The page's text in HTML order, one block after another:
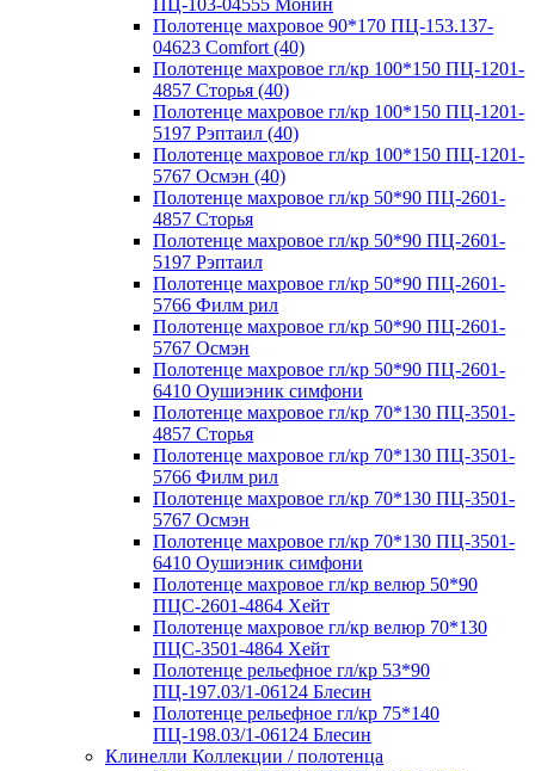
ПЦ-103-04555 Монин
Полотенце махровое 90*170 ПЦ-153.137-
04623 Comfort (40)
Полотенце махровое гл/кр 100*150 ПЦ-1201-
4857 Сторья (40)
Полотенце махровое гл/кр 100*150 ПЦ-1201-
5197 Рэптаил (40)
Полотенце махровое гл/кр 100*150 ПЦ-1201-
5767 Осмэн (40)
Полотенце махровое гл/кр 50*90 ПЦ-2601-
4857 Сторья
Полотенце махровое гл/кр 50*90 ПЦ-2601-
5197 Рэптаил
Полотенце махровое гл/кр 50*90 ПЦ-2601-
5766 Филм рил
Полотенце махровое гл/кр 50*90 ПЦ-2601-
5767 Осмэн
Полотенце махровое гл/кр 50*90 ПЦ-2601-
6410 Оушиэник симфони
Полотенце махровое гл/кр 70*130 ПЦ-3501-
4857 Сторья
Полотенце махровое гл/кр 70*130 ПЦ-3501-
5766 Филм рил
Полотенце махровое гл/кр 70*130 ПЦ-3501-
5767 Осмэн
Полотенце махровое гл/кр 70*130 ПЦ-3501-
6410 Оушиэник симфони
Полотенце махровое гл/кр велюр 50*90
ПЦС-2601-4864 Хейт
Полотенце махровое гл/кр велюр 70*130
ПЦС-3501-4864 Хейт
Полотенце рельефное гл/кр 53*90
ПЦ-197.03/1-06124 Блесин
Полотенце рельефное гл/кр 75*140
ПЦ-198.03/1-06124 Блесин
Клинелли Коллекции / полотенца